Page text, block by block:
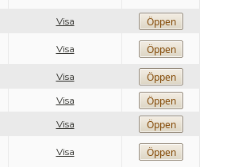
Visa
Visa
Visa
Visa
Visa
Visa